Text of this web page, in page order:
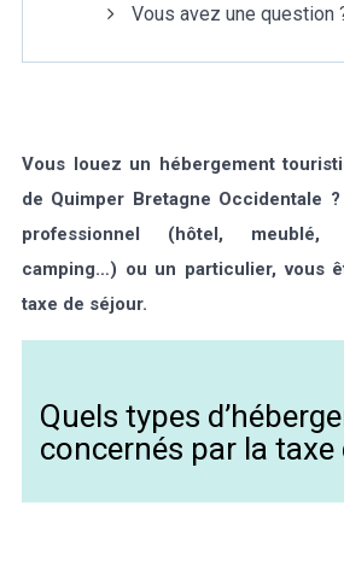
Vous avez une question
Vous louez un hébergement
de Quimper Bretagne Occidentale
professionnel (hôtel, meublé,
camping…) ou un particulier, vous
taxe de séjour.
Quels types
concernés par la taxe